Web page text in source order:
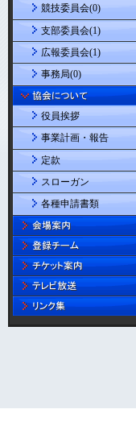
競技委員会(0)
支部委員会(1)
広報委員会(1)
事務局(0)
役員挨拶
事業計画・報告
定款
スローガン
各種申請書類